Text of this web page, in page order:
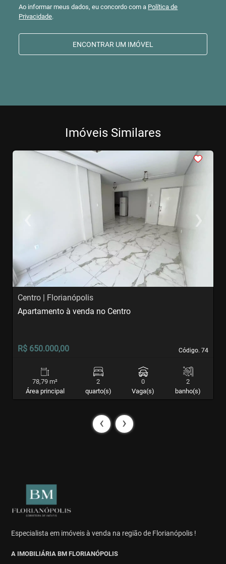
Ao informar meus dados, eu concordo com a Política de
Privacidade.
ENCONTRAR UM IMÓVEL
Imóveis Similares
‹ ›
Centro | Florianópolis
Código. 74
Código. 74
Apartamento à venda no Centro
R$ 650.000,00
78,79 m²
Área principal
2
quarto(s)
0
Vaga(s)
2
banho(s)
‹ ›
Especialista em imóveis à venda na região de Florianópolis !
A IMOBILIÁRIA BM FLORIANÓPOLIS